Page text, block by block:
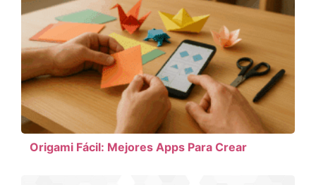
Origami Fácil: Mejores Apps Para Crear